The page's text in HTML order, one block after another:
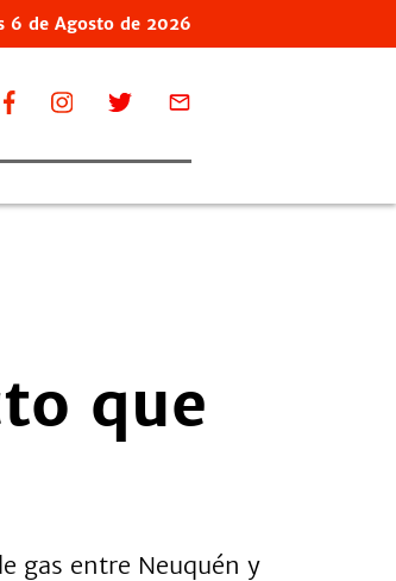
6 de Agosto de 2026
que
gas entre Neuquén y